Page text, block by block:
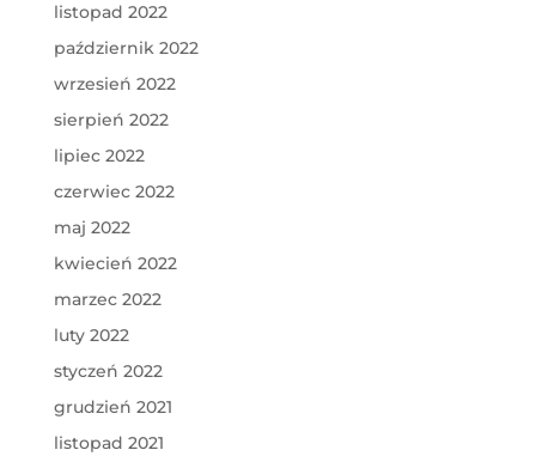
listopad 2022
październik 2022
wrzesień 2022
sierpień 2022
lipiec 2022
czerwiec 2022
maj 2022
kwiecień 2022
marzec 2022
luty 2022
styczeń 2022
grudzień 2021
listopad 2021